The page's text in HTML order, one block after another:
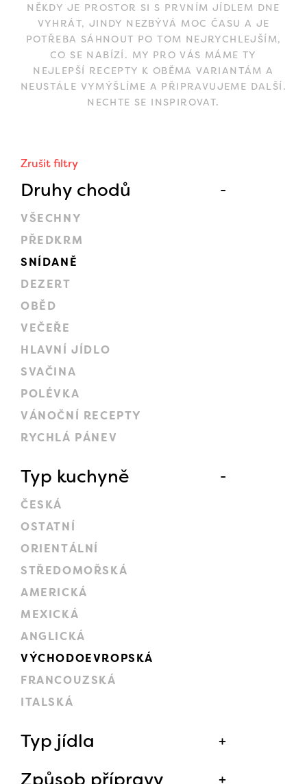
Zrušit filtry
Druhy chodů
VŠECHNY
PŘEDKRM
SNÍDANĚ
DEZERT
OBĚD
VEČEŘE
HLAVNÍ JÍDLO
SVAČINA
POLÉVKA
VÁNOČNÍ RECEPTY
RYCHLÁ PÁNEV
Typ kuchyně
ČESKÁ
OSTATNÍ
ORIENTÁLNÍ
STŘEDOMOŘSKÁ
AMERICKÁ
MEXICKÁ
ANGLICKÁ
VÝCHODOEVROPSKÁ
FRANCOUZSKÁ
ITALSKÁ
Typ jídla
Způsob přípravy
NĚKDY JE PROSTOR SI S PRVNÍM JÍDLEM DNE
VYHRÁT, JINDY NEZBÝVÁ MOC ČASU A JE
POTŘEBA SÁHNOUT PO TOM NEJRYCHLEJŠÍM,
CO SE NABÍZÍ. MY PRO VÁS MÁME TY
NEJLEPŠÍ RECEPTY K OBĚMA VARIANTÁM A
NEUSTÁLE VYMÝŠLÍME A PŘIPRAVUJEME DALŠÍ.
NECHTE SE INSPIROVAT.